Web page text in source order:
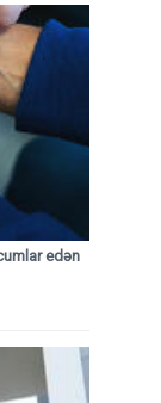
edən